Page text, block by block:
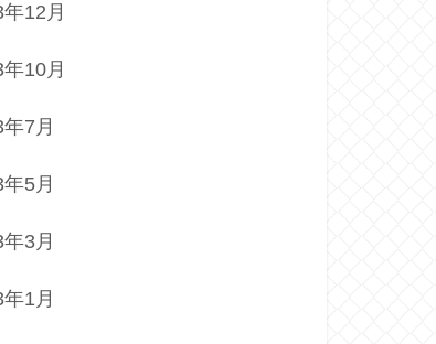
12月
10月
7月
5月
3月
1月